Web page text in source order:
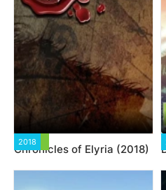
2018
Chronicles of Elyria (2018)